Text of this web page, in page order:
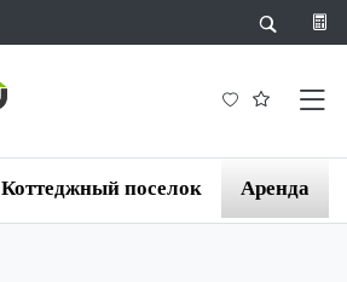
Коттеджный поселок Аренда